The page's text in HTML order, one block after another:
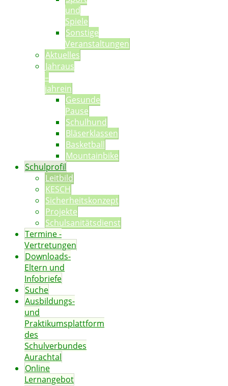
und
Spiele
Sonstige
Veranstaltungen
Aktuelles
Jahraus
–
jahrein
Gesunde
Pause
Schulhund
Bläserklassen
Basketball
Mountainbike
Schulprofil
Leitbild
KESCH
Sicherheitskonzept
Projekte
Schulsanitätsdienst
Termine -
Vertretungen
Downloads-
Eltern und
Infobriefe
Suche
Ausbildungs-
und
Praktikumsplattform
des
Schulverbundes
Aurachtal
Online
Lernangebot